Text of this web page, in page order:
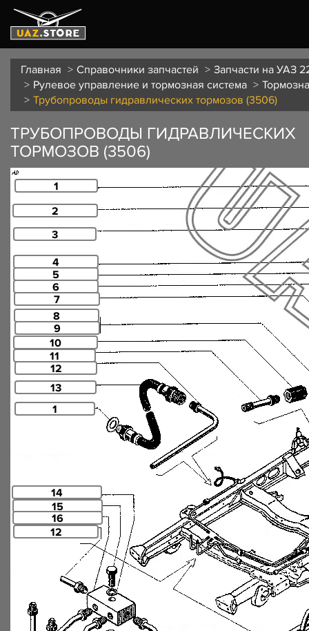
Главная Справочники запчастей
Запчасти на УАЗ
Рулевое управление и тормозная система
Трубопроводы гидравлических тормозов (3506)
ТРУБОПРОВОДЫ ГИДРАВЛИЧЕСКИХ
ТОРМОЗОВ (3506)
1
1
2
3
4
5
6
7
8
9
10
11
12
12
13
14
15
16